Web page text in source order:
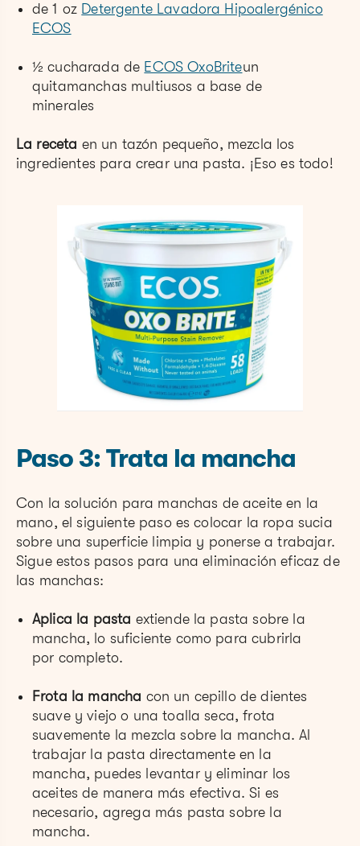
de 1 oz Detergente Lavadora Hipoalergénico
ECOS
½ cucharada de ECOS OxoBriteun
quitamanchas multiusos a base de
minerales
La receta en un tazón pequeño, mezcla los
ingredientes para crear una pasta. ¡Eso es todo!
Paso 3: Trata la mancha
Con la solución para manchas de aceite en la
mano, el siguiente paso es colocar la ropa sucia
sobre una superficie limpia y ponerse a trabajar.
Sigue estos pasos para una eliminación eficaz de
las manchas:
Aplica la pasta extiende la pasta sobre la
mancha, lo suficiente como para cubrirla
por completo.
Frota la mancha con un cepillo de dientes
suave y viejo o una toalla seca, frota
suavemente la mezcla sobre la mancha. Al
trabajar la pasta directamente en la
mancha, puedes levantar y eliminar los
aceites de manera más efectiva. Si es
necesario, agrega más pasta sobre la
mancha.